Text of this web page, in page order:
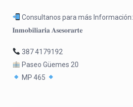
Consultanos para más Información:
𝐈𝐧𝐦𝐨𝐛𝐢𝐥𝐢𝐚𝐫𝐢𝐚 𝐀𝐬𝐞𝐬𝐨𝐫𝐚𝐫𝐭𝐞
387 4179192
Paseo Güemes 20
MP 465